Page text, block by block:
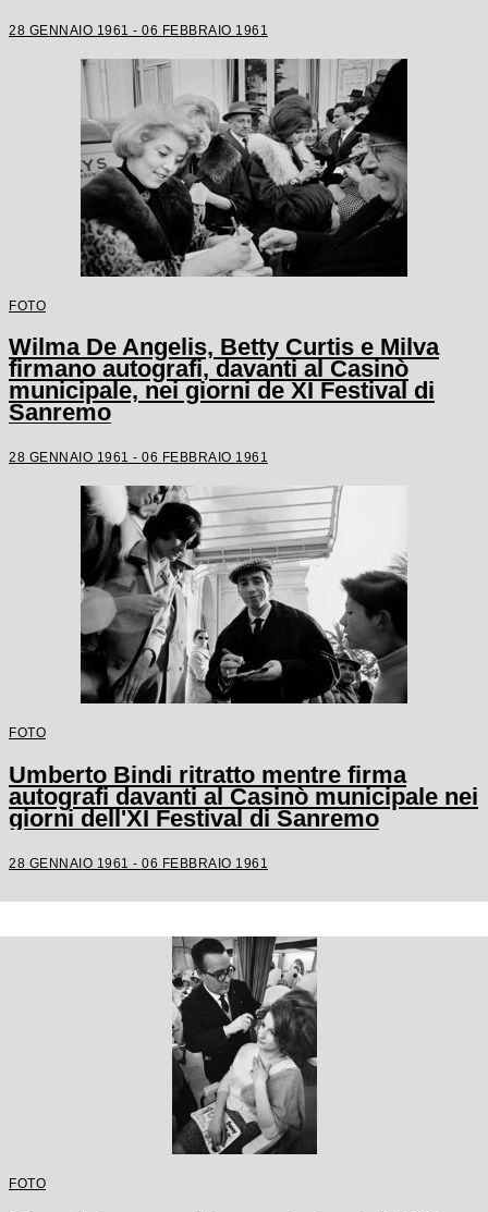
28 GENNAIO 1961 - 06 FEBBRAIO 1961
FOTO
Wilma De Angelis, Betty Curtis e Milva
firmano autografi, davanti al Casinò
municipale, nei giorni de XI Festival di
Sanremo
28 GENNAIO 1961 - 06 FEBBRAIO 1961
FOTO
Umberto Bindi ritratto mentre firma
autografi davanti al Casinò municipale nei
giorni dell'XI Festival di Sanremo
28 GENNAIO 1961 - 06 FEBBRAIO 1961
FOTO